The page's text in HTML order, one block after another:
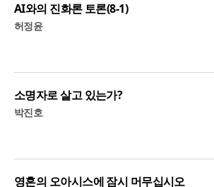
AI와의 진화론 토론(8-1)
허정윤
소명자로 살고 있는가?
박진호
영혼의 오아시스에 잠시 머무십시오